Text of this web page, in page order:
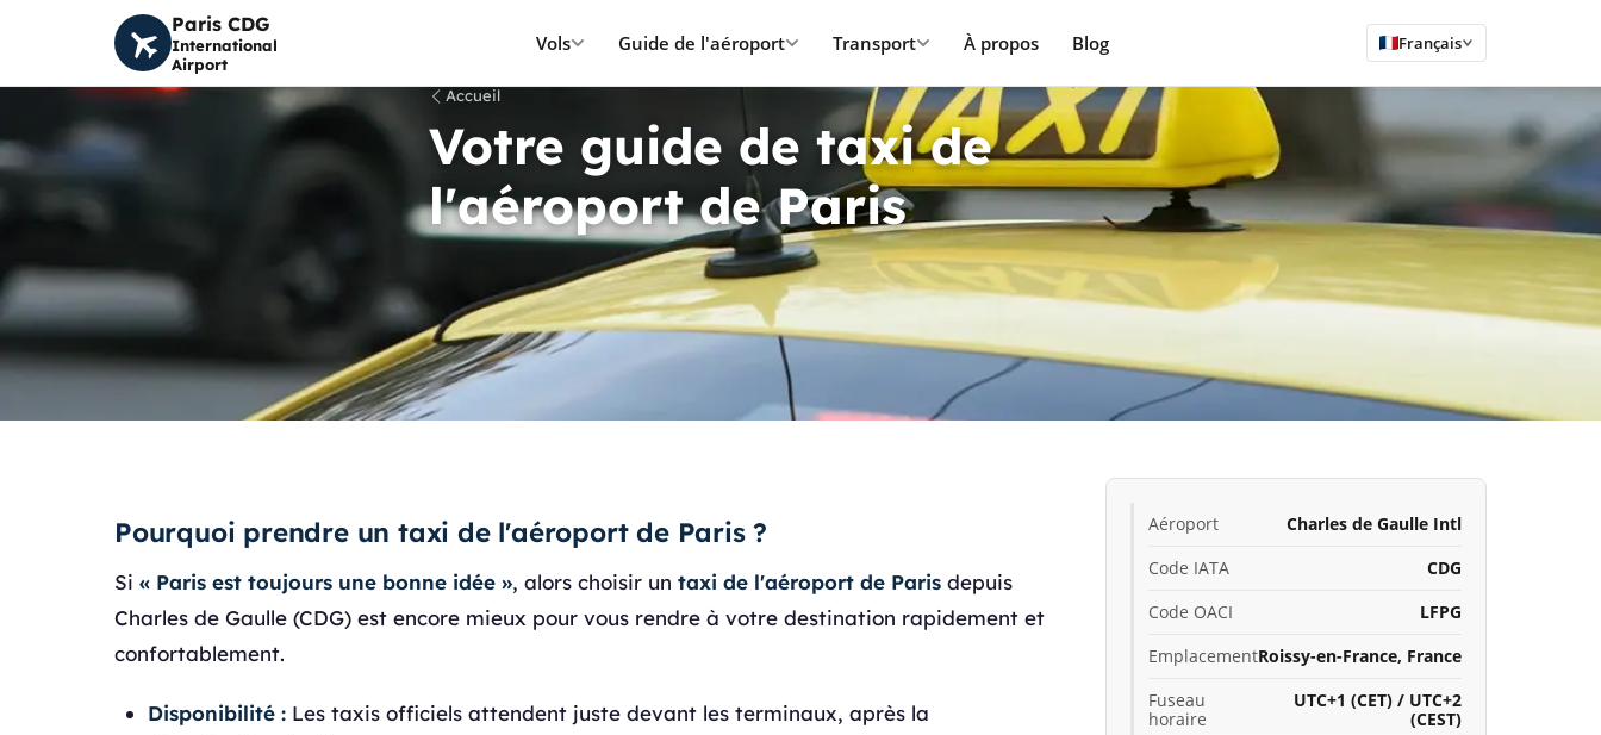
Paris CDG
International
Airport
Vols Guide de l'aéroport Transport À propos Blog Français
Accueil
Votre guide de taxi de
l'aéroport de Paris
Pourquoi prendre un taxi de l'aéroport de Paris ?
Si « Paris est toujours une bonne idée », alors choisir un taxi de l'aéroport de Paris depuis
Charles de Gaulle (CDG) est encore mieux pour vous rendre à votre destination rapidement et
confortablement.
Disponibilité : Les taxis officiels attendent juste devant les terminaux, après la
Aéroport
Charles de Gaulle Intl
Code IATA
CDG
Code OACI
LFPG
EmplacementRoissy-en-France, France
Fuseau
horaire
UTC+1 (CET) / UTC+2
(CEST)